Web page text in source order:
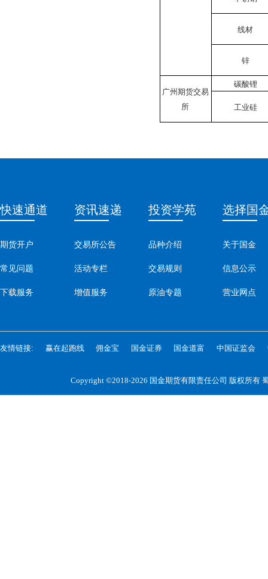
线材
锌
广州期货交易
所
碳酸锂
工业硅
快速通道
期货开户
常见问题
下载服务
资讯速递
交易所公告
活动专栏
增值服务
投资学苑
品种介绍
交易规则
原油专题
选择国
关于国金
信息公示
营业网点
友情链接: 赢在起跑线 佣金宝 国金证券 国金道富 中国证监会
Copyright ©2018-2026 国金期货有限责任公司 版权所有